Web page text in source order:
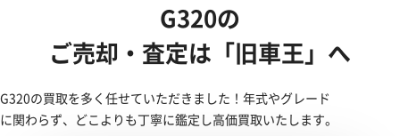
G320の
ご売却・査定は「旧車王」へ
G320の買取を多く任せていただきました！年式やグレード
に関わらず、どこよりも丁寧に鑑定し高価買取いたします。